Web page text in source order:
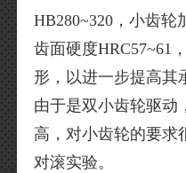
HB280~320，小齿轮
齿面硬度HRC57~61
形，以进一步提高其
由于是双小齿轮驱动
高，对小齿轮的要求
对滚实验。